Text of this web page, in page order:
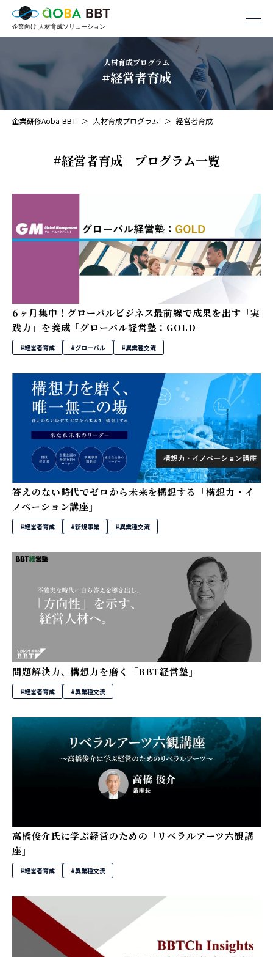
人材育成プログラム
#経営者育成
企業研修Aoba-BBT 人材育成プログラム 経営者育成
#経営者育成 プログラム一覧
6ヶ月集中！グローバルビジネス最前線で成果を出す「実
践力」を養成「グローバル経営塾：GOLD」
#経営者育成 #グローバル #異業種交流
答えのない時代でゼロから未来を構想する「構想力・イ
ノベーション講座」
#経営者育成 #新規事業 #異業種交流
問題解決力、構想力を磨く「BBT経営塾」
#経営者育成 #異業種交流
高橋俊介氏に学ぶ経営のための「リベラルアーツ六観講
座」
#経営者育成 #異業種交流